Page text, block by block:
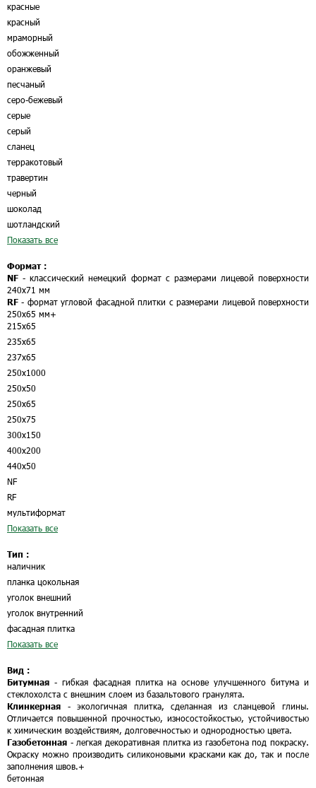
красные
красный
мраморный
обожженный
оранжевый
песчаный
серо-бежевый
серые
серый
сланец
терракотовый
травертин
черный
шоколад
шотландский
Показать все
Формат :
NF - классический немецкий формат с размерами лицевой поверхности
240х71 мм
RF - формат угловой фасадной плитки с размерами лицевой поверхности
250х65 мм+
215х65
235х65
237х65
250х1000
250х50
250х65
250х75
300х150
400х200
440х50
NF
RF
мультиформат
Показать все
Тип :
наличник
планка цокольная
уголок внешний
уголок внутренний
фасадная плитка
Показать все
Вид :
Битумная - гибкая фасадная плитка на основе улучшенного битума и
стеклохолста с внешним слоем из базальтового гранулята.
Клинкерная - экологичная плитка, сделанная из сланцевой глины.
Отличается повышенной прочностью, износостойкостью, устойчивостью
к химическим воздействиям, долговечностью и однородностью цвета.
Газобетонная - легкая декоративная плитка из газобетона под покраску.
Окраску можно производить силиконовыми красками как до, так и после
заполнения швов.+
бетонная